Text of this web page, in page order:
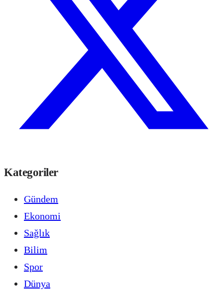
Kategoriler
Gündem
Ekonomi
Sağlık
Bilim
Spor
Dünya